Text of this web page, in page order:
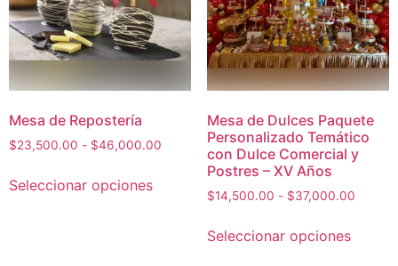
Mesa de Repostería
$23,500.00 - $46,000.00
Seleccionar opciones
Mesa de Dulces Paquete
Personalizado Temático
con Dulce Comercial y
Postres – XV Años
$14,500.00 - $37,000.00
Seleccionar opciones